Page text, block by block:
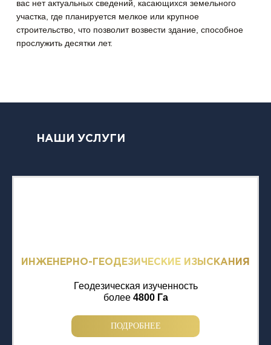
вас нет актуальных сведений, касающихся земельного
участка, где планируется мелкое или крупное
строительство, что позволит возвести здание, способное
прослужить десятки лет.
НАШИ УСЛУГИ
ИНЖЕНЕРНО-ГЕОДЕЗИЧЕСКИЕ ИЗЫСКАНИЯ
Геодезическая изученность
более 4800 Га
ПОДРОБНЕЕ